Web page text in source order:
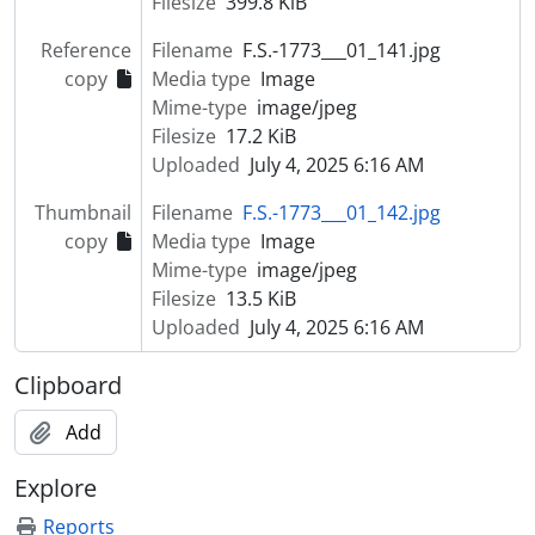
[Item] Retrato de padre
[Item] Retrato de criança com vestuário regional
[Item] Retrato de mulher com vestuário de fantasia
[Item] Retrato de bispo
[Item] Retrato de criança com vestuário de fantasia
[Item] Retrato de mulher
[Item] Retrato de mulher
[Item] Retrato de mulher
[Item] Retrato de mulher
[Item] Retrato de homem
[Item] Retrato de mulher
Reference
copy
Filename F.S.-1773___01_141.jpg
Media type Image
Mime-type image/jpeg
Filesize 17.2 KiB
Uploaded July 4, 2025 6:16 AM
Thumbnail
copy
Filename F.S.-1773___01_142.jpg
Media type Image
Mime-type image/jpeg
Filesize 13.5 KiB
Uploaded July 4, 2025 6:16 AM
Clipboard
Add
Explore
Reports